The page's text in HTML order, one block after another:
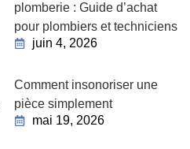
plomberie : Guide d’achat
pour plombiers et techniciens
juin 4, 2026
Comment insonoriser une
pièce simplement
mai 19, 2026